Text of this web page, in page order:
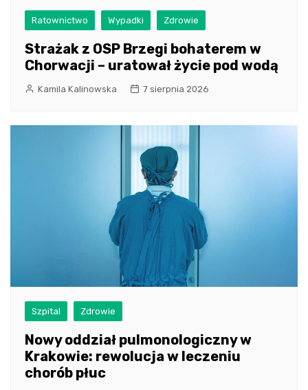
Ratownictwo Wypadki Zdrowie
Strażak z OSP Brzegi bohaterem w
Chorwacji – uratował życie pod wodą
Kamila Kalinowska 7 sierpnia 2026
Szpital Zdrowie
Nowy oddział pulmonologiczny w
Krakowie: rewolucja w leczeniu
chorób płuc